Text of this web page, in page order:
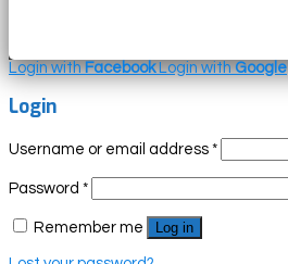
Login withFacebook Login withGoogle
Login
Username or email address *
Password *
Remember me Log in